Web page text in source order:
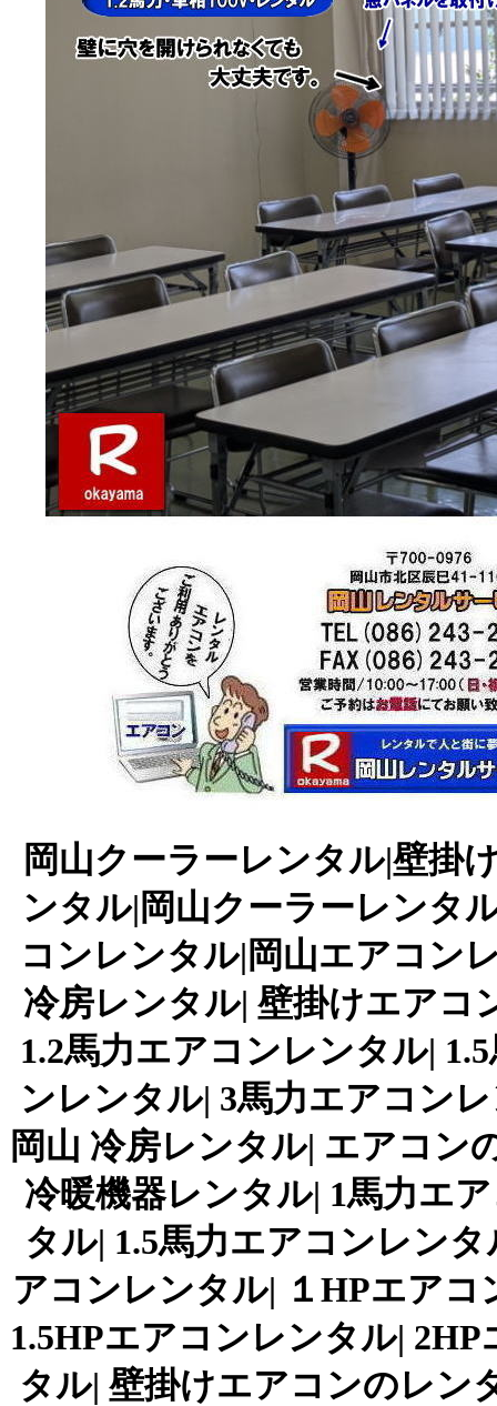
岡山クーラーレンタル|壁掛
ンタル|岡山クーラーレンタ
コンレンタル|岡山エアコン
冷房レンタル| 壁掛けエアコ
1.2馬力エアコンレンタル|
ンレンタル| 3馬力エアコン
岡山 冷房レンタル| エアコン
冷暖機器レンタル| 1馬力エ
タル| 1.5馬力エアコンレン
アコンレンタル| １HPエア
1.5HPエアコンレンタル|
タル| 壁掛けエアコンのレン